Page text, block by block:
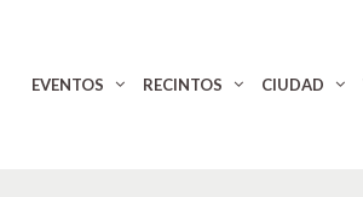
EVENTOS RECINTOS CIUDAD